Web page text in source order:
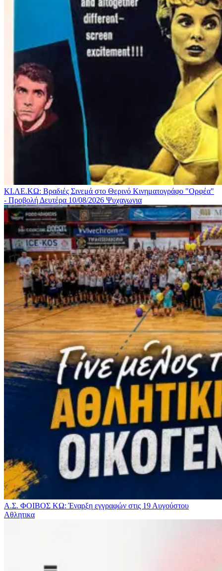
ΚΙ.ΛΕ.ΚΩ: Βραδιές Σινεμά στο Θερινό Κινηματογράφο "Ορφέα"
- Προβολή Δευτέρα 10/08/2026 Ψυχαγωγια
Α.Σ. ΦΟΙΒΟΣ ΚΩ: Έναρξη εγγραφών στις 19 Αυγούστου
Αθλητικα